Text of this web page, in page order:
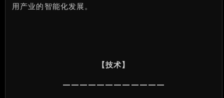
用产业的智能化发展。
【技术】
————————————